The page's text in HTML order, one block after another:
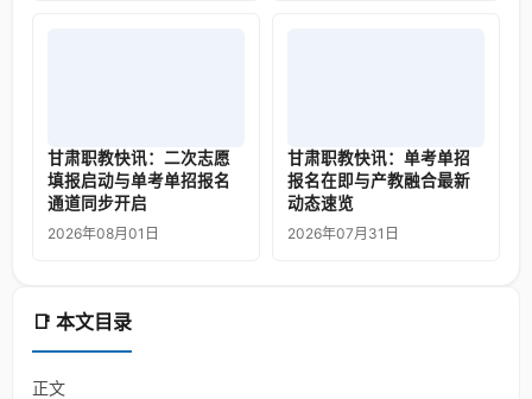
📑 本文目录
正文
甘肃职教快讯：二次志愿
填报启动与单考单招报名
通道同步开启
2026年08月01日
甘肃职教快讯：单考单招
报名在即与产教融合最新
动态速览
2026年07月31日